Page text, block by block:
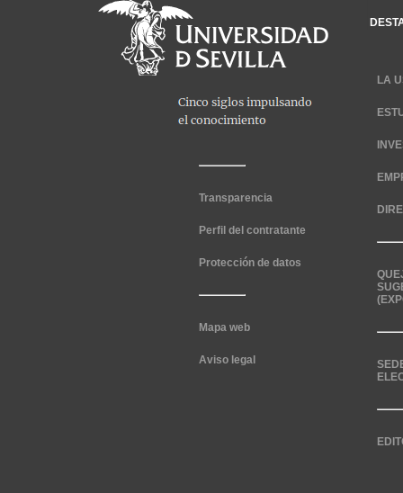
Transparencia
Perfil del contratante
Protección de datos
Mapa web
Aviso legal
LA